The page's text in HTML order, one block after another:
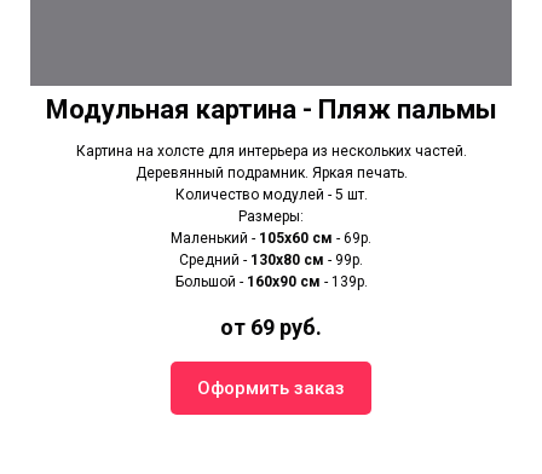
Модульная картина - Пляж пальмы
Картина на холсте для интерьера из нескольких частей.
Деревянный подрамник. Яркая печать.
Количество модулей - 5 шт.
Размеры:
Маленький - 105х60 см - 69р.
Средний - 130х80 см - 99р.
Большой - 160х90 см - 139р.
от 69 руб.
Оформить заказ